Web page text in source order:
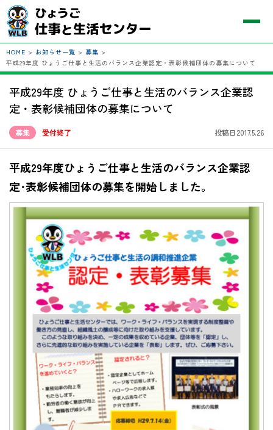
HOME > お知らせ一覧 > 募集 >
平成29年度 ひょうご仕事と生活のバランス企業認定・表彰候補団体の募集について
平成29年度 ひょうご仕事と生活のバランス企業認
定・表彰候補団体の募集について
募集 受付終了 投稿日2017.5.26
平成29年度ひょうご仕事と生活のバランス企業認
定･表彰候補団体の募集を開始しました。